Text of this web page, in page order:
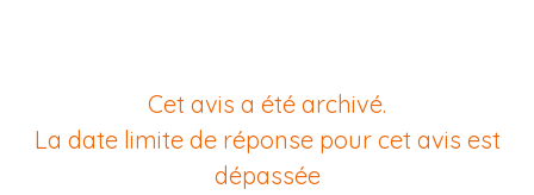
Cet avis a été archivé.
La date limite de réponse pour cet avis est
dépassée